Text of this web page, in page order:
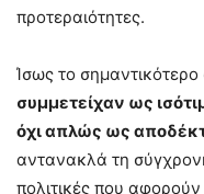
προτεραιότητες.
Ίσως το σημαντικότερο
συμμετείχαν ως
όχι απλώς ως
αντανακλά τη
πολιτικές που